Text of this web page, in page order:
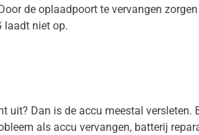
de oplaadpoort te vervangen
laadt niet op.
Dan is de accu meestal
als accu vervangen, batterij